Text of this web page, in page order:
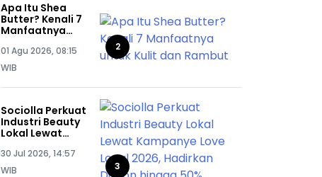
Apa Itu Shea
Butter? Kenali 7
Manfaatnya
Rambut
01 Agu 2026, 08:15
WIB
2
Sociolla Perkuat
Industri Beauty
Lokal Lewat
Local 2026,
Hadirkan Diskon
30 Jul 2026, 14:57
WIB
3